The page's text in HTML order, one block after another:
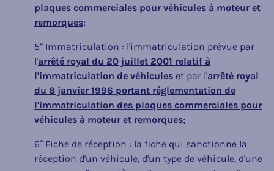
plaques commerciales pour véhicules à moteur et
remorques;
5° Immatriculation : l'immatriculation prévue par
l'arrêté royal du 20 juillet 2001 relatif à
l'immatriculation de véhicules et par l'arrêté royal
du 8 janvier 1996 portant réglementation de
l'immatriculation des plaques commerciales pour
véhicules à moteur et remorques;
6° Fiche de réception : la fiche qui sanctionne la
réception d'un véhicule, d'un type de véhicule, d'une